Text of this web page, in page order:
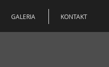
GALERIA KONTAKT